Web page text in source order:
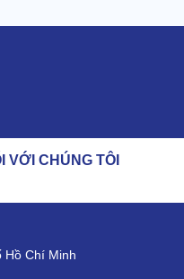
VỚI CHÚNG TÔI
Hồ Chí Minh